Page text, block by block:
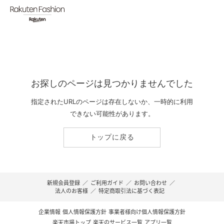
お探しのページは見つかりませんでした
指定されたURLのページは存在しないか、一時的に利用
できない可能性があります。
トップに戻る
新規会員登録 ／ ご利用ガイド ／ お問い合わせ ／
法人のお客様 ／ 特定商取引法に基づく表記
企業情報 個人情報保護方針 事業者様向け個人情報保護方針
楽天市場トップ 楽天のサービス一覧 アプリ一覧